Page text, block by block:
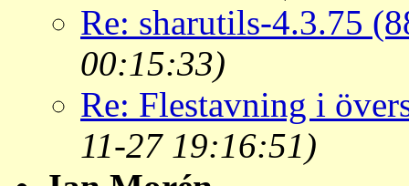
Re: sharutils-4.3.75
00:15:33)
Re: Flestavning i
11-27 19:16:51)